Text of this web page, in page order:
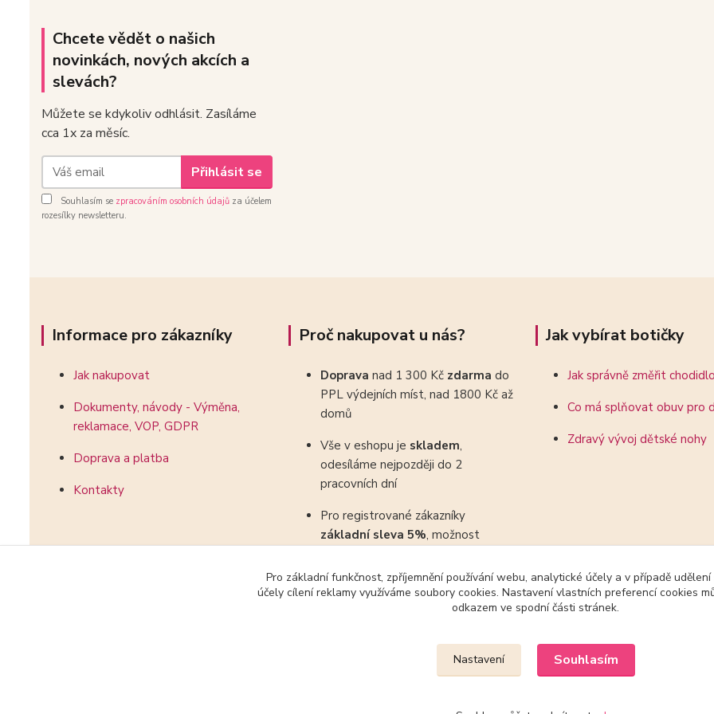
Chcete vědět o našich
novinkách, nových akcích a
slevách?
Můžete se kdykoliv odhlásit. Zasíláme
cca 1x za měsíc.
Přihlásit se
Souhlasím se zpracováním osobních údajů za účelem
rozesílky newsletteru.
Informace pro zákazníky
Jak nakupovat
Dokumenty, návody - Výměna,
reklamace, VOP, GDPR
Doprava a platba
Kontakty
Proč nakupovat u nás?
Doprava nad 1 300 Kč zdarma do
PPL výdejních míst, nad 1800 Kč až
domů
Vše v eshopu je skladem,
odesíláme nejpozději do 2
pracovních dní
Pro registrované zákazníky
základní sleva 5%, možnost
Jak vybírat botičky
Jak správně změřit chodidlo
Co má splňovat obuv pro
Zdravý vývoj dětské nohy
Upravit sběr cookies.
Pro základní funkčnost, zpříjemnění používání webu, analytické účely a v případě
účely cílení reklamy využíváme soubory cookies. Nastavení vlastních preferencí cookies
odkazem ve spodní části stránek.
Nastavení Souhlasím